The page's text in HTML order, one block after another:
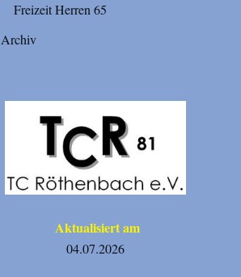
Freizeit Herren 65
Archiv
Aktualisiert am
04.07.2026